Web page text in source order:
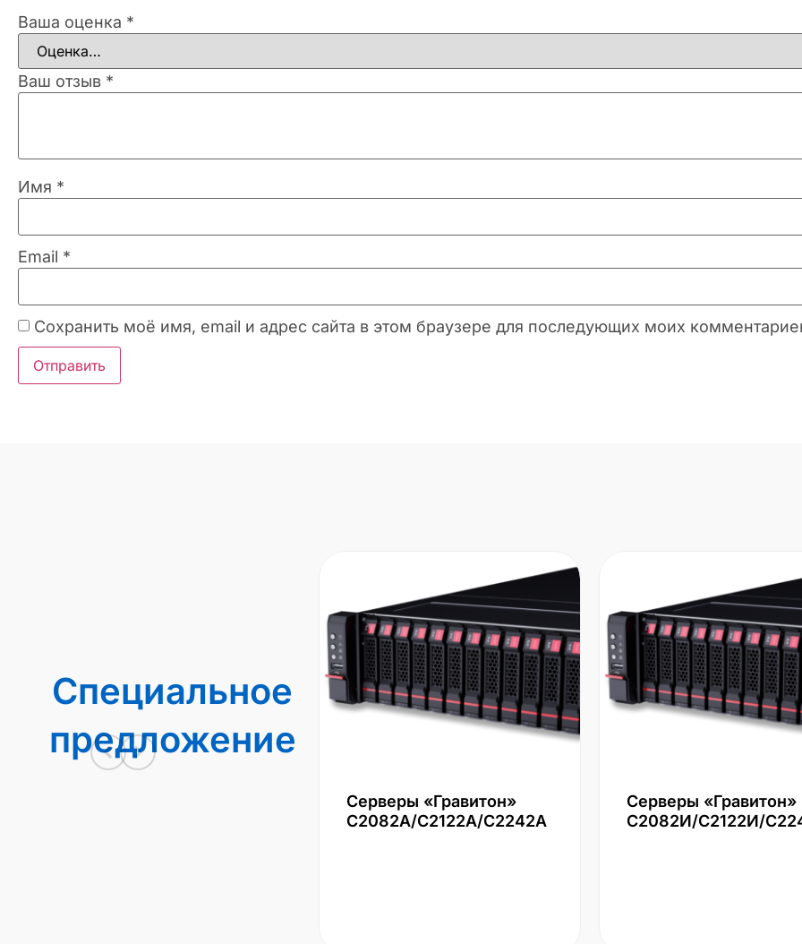
Ваша оценка *
Ваш отзыв *
Имя *
Email *
Сохранить моё имя, email и адрес сайта в этом браузере для последующих моих
Специальное
предложение
Серверы «Гравитон»
С2082А/С2122А/С2242А
Серверы «Гравитон»
С2082И/С2122И/